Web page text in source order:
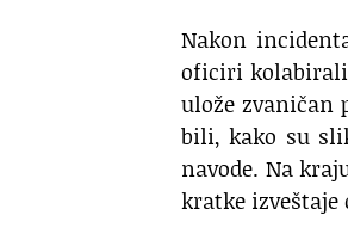
Nakon
oficiri kolabirali
ulože
bili, kako su
navode. Na
kratke izveštaje